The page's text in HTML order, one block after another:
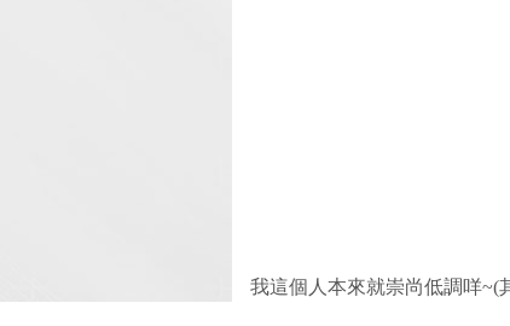
我這個人本來就崇尚低調咩~(